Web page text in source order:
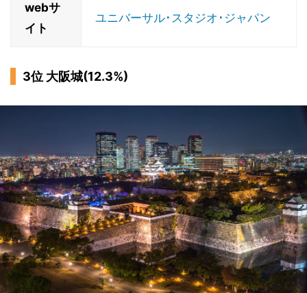
webサ
イト
ユニバーサル･スタジオ･ジャパン
3位 大阪城(12.3%)